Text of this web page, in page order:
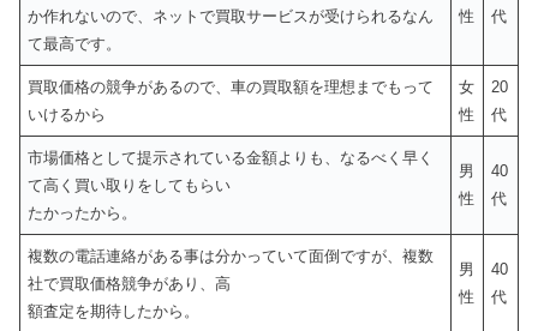
か作れないので、ネットで買取サービスが受けられるなん
て最高です。
性
代
買取価格の競争があるので、車の買取額を理想までもって
いけるから
女
性
20
代
市場価格として提示されている金額よりも、なるべく早く
て高く買い取りをしてもらい
たかったから。
男
性
40
代
複数の電話連絡がある事は分かっていて面倒ですが、複数
社で買取価格競争があり、高
額査定を期待したから。
男
性
40
代